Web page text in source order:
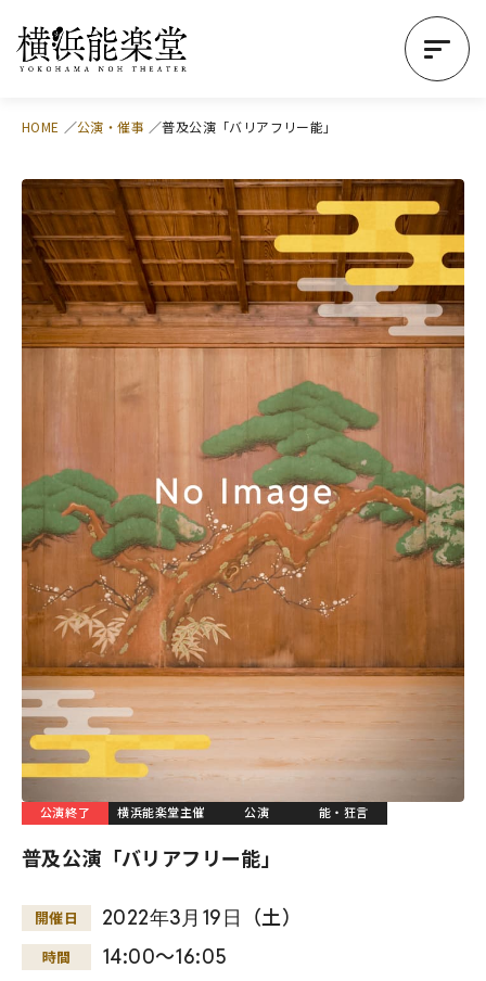
HOME 公演・催事 普及公演「バリアフリー能」
公演終了 横浜能楽堂主催 公演 能・狂言
普及公演「バリアフリー能」
開催日 2022年3月 19日 （土）
時間 14:00～16:05